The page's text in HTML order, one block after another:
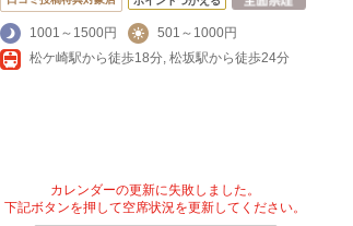
1001～1500円
501～1000円
松ケ崎駅から徒歩18分, 松坂駅から徒歩24分
カレンダーの更新に失敗しました。
下記ボタンを押して空席状況を更新してください。